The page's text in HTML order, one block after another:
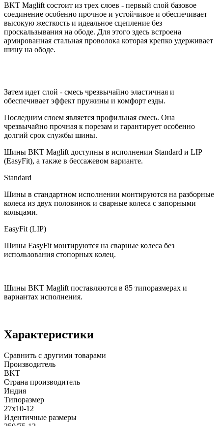
BKT Maglift состоит из трех слоев - первый слой базовое
соединение особенно прочное и устойчивое и обеспечивает
высокую жесткость и идеальное сцепление без
проскальзывания на ободе. Для этого здесь встроена
армированная стальная проволока которая крепко удерживает
шину на ободе.
Затем идет слой - смесь чрезвычайно эластичная и
обеспечивает эффект пружины и комфорт езды.
Последним слоем является профильная смесь. Она
чрезвычайно прочная к порезам и гарантирует особенно
долгий срок службы шины.
Шины BKT Maglift доступны в исполнении Standard и LIP
(EasyFit), а также в бессажевом варианте.
Standard
Шины в стандартном исполнении монтируются на разборные
колеса из двух половинок и сварные колеса с запорными
кольцами.
EasyFit (LIP)
Шины EasyFit монтируются на сварные колеса без
использования стопорных колец.
Шины BKT Maglift поставляются в 85 типоразмерах и
вариантах исполнения.
Характеристики
Сравнить с другими товарами
Производитель
BKT
Страна производитель
Индия
Типоразмер
27x10-12
Идентичные размеры